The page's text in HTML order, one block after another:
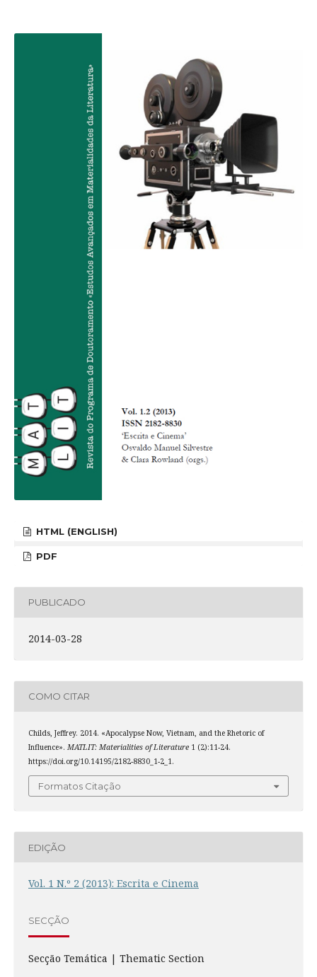
HTML (ENGLISH)
PDF
PUBLICADO
2014-03-28
COMO CITAR
Childs, Jeffrey. 2014. «Apocalypse Now, Vietnam, and the Rhetoric of
Influence». MATLIT: Materialities of Literature1 (2):11-24.
https://doi.org/10.14195/2182-8830_1-2_1.
Formatos Citação
EDIÇÃO
Vol. 1 N.º 2 (2013): Escrita e Cinema
SECÇÃO
Secção Temática | Thematic Section